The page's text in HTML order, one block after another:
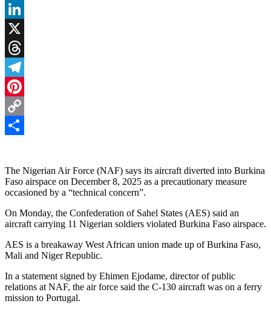
Facebook
LinkedIn
X
Threads
Telegram
Pinterest
Copy
The Nigerian Air Force (NAF) says its aircraft diverted into Burkina
Faso airspace on December 8, 2025 as a precautionary measure
occasioned by a “technical concern”.
On Monday, the Confederation of Sahel States (AES) said an
aircraft carrying 11 Nigerian soldiers violated Burkina Faso airspace.
AES is a breakaway West African union made up of Burkina Faso,
Mali and Niger Republic.
In a statement signed by Ehimen Ejodame, director of public
relations at NAF, the air force said the C-130 aircraft was on a ferry
mission to Portugal.